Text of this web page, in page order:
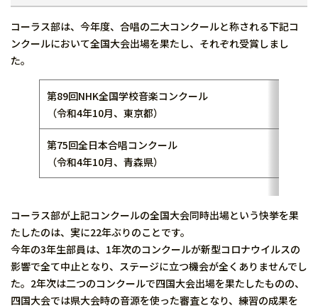
コーラス部は、今年度、合唱の二大コンクールと称される下記コ
ンクールにおいて全国大会出場を果たし、それぞれ受賞しまし
た。
第89回NHK全国学校音楽コンクール
（令和4年10月、東京都）
第75回全日本合唱コンクール
（令和4年10月、青森県）
コーラス部が上記コンクールの全国大会同時出場という快挙を果
たしたのは、実に22年ぶりのことです。
今年の3年生部員は、1年次のコンクールが新型コロナウイルスの
影響で全て中止となり、ステージに立つ機会が全くありませんでし
た。2年次は二つのコンクールで四国大会出場を果たしたものの、
四国大会では県大会時の音源を使った審査となり、練習の成果を